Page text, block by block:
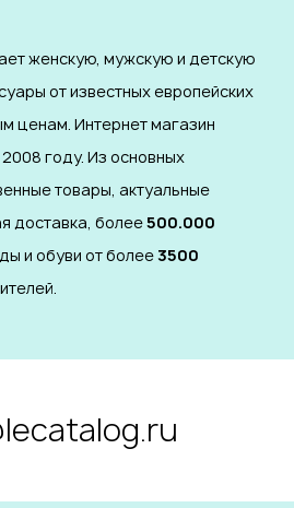
женскую, мужскую и детскую
от известных европейских
ценам. Интернет магазин
году. Из основных
товары, актуальные
доставка, более500.000
и обуви от более3500